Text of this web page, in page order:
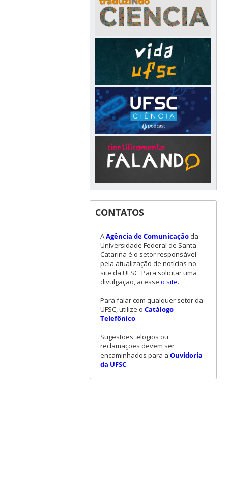
CONTATOS
AAgência de Comunicaçãoda
Universidade Federal de Santa
Catarina é o setor responsável
pela atualização de notícias no
site da UFSC. Para solicitar uma
divulgação, acesse o site.
Para falar com qualquer setor da
UFSC, utilize o Catálogo
Telefônico.
Sugestões, elogios ou
reclamações devem ser
encaminhados para a Ouvidoria
da UFSC.